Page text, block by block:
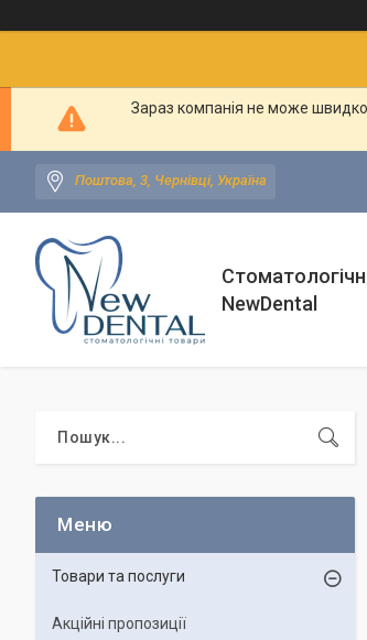
Зараз компанія не може
Поштова, 3, Чернівці, Україна
NewDental
Товари та послуги
Акційні пропозиції